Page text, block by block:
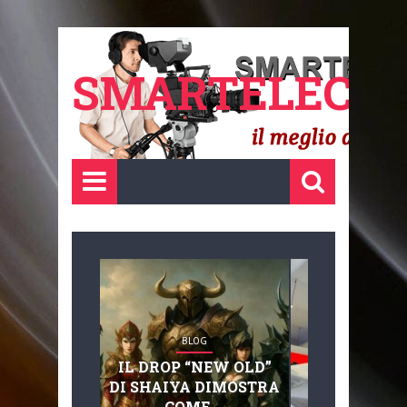
BLOG
IL DROP “NEW OLD”
DI SHAIYA DIMOSTRA